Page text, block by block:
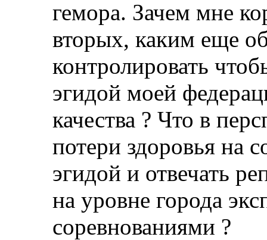
гемора. Зачем мне
вторых, каким еще
контролировать
эгидой моей
качества ? Что в
потери здоровья на
эгидой и отвечать
на уровне города
соревнованиями ?